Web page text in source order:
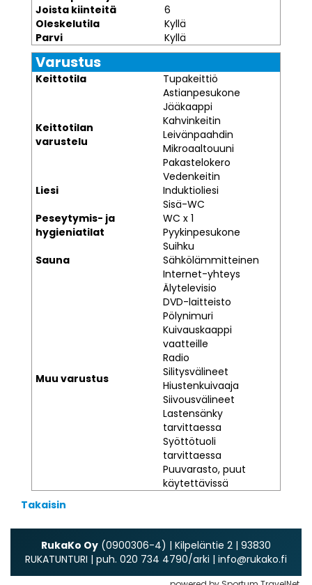
Joista kiinteitä
6
Oleskelutila
Kyllä
Parvi
Kyllä
Varustus
Keittotila Tupakeittiö
Keittotilan
varustelu
Astianpesukone
Jääkaappi
Kahvinkeitin
Leivänpaahdin
Mikroaaltouuni
Pakastelokero
Vedenkeitin
Liesi
Induktioliesi
Peseytymis- ja
hygieniatilat
Sisä-WC
WC x 1
Pyykinpesukone
Suihku
Sauna
Sähkölämmitteinen
Muu varustus
Internet-yhteys
Älytelevisio
DVD-laitteisto
Pölynimuri
Kuivauskaappi
vaatteille
Radio
Silitysvälineet
Hiustenkuivaaja
Siivousvälineet
Lastensänky
tarvittaessa
Syöttötuoli
tarvittaessa
Puuvarasto, puut
käytettävissä
Takaisin
RukaKo Oy (0900306-4) | Kilpeläntie 2 | 93830
RUKATUNTURI | puh. 020 734 4790/arki | info@rukako.fi